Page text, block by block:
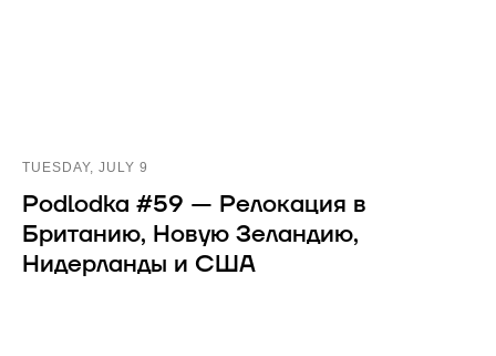
TUESDAY, JULY 9
Podlodka #59 — Релокация в
Британию, Новую Зеландию,
Нидерланды и США